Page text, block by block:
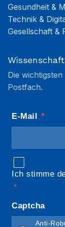
Gesundheit &
Technik &
Gesellschaft &
Die
Postfach.